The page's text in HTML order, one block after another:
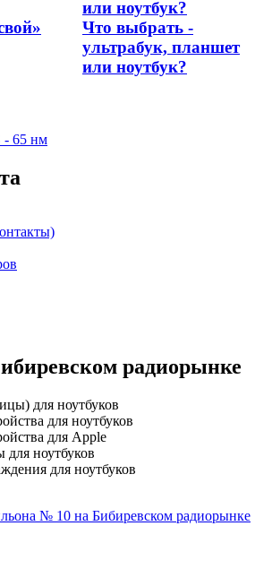
Что выбрать -
ультрабук, планшет
или ноутбук?
радиорынке
для ноутбуков
для ноутбуков
для Apple
для ноутбуков
для ноутбуков